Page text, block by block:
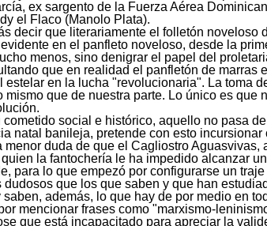
ex sargento de la Fuerza Aérea
el Flaco (Manolo Plata).
decir que literariamente el folletón
en el panfleto noveloso, desde la
menos, sino denigrar el papel del
que en realidad el panfletón de
estelar en la lucha "revolucionaria". La toma
mismo que de nuestra parte. Lo único es
cometido social e histórico, aquello no pasa
natal banileja, pretende con esto
menor duda de que el Cagliostro
la fantochería le ha impedido alcanzar
para lo que empezó por configurarse un
dudosos que los que saben y que han
saben, además, lo que hay de por medio en
mencionar frases como "marxismo-
que está incapacitado para apreciar la